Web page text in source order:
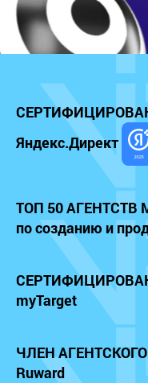
Яндекс.Директ
ТОП 50
по созданию и
myTarget
ЧЛЕН
Ruward